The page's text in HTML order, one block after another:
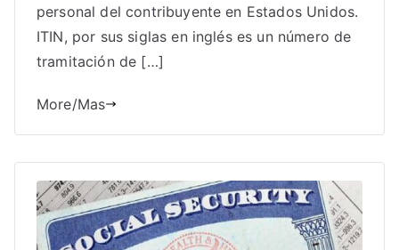
personal del contribuyente en Estados Unidos.
ITIN, por sus siglas en inglés es un número de
tramitación de […]
More/Mas